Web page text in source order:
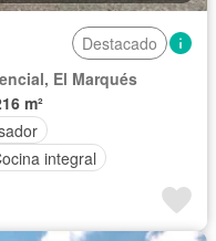
Destacado
El Marqués
m²
integral